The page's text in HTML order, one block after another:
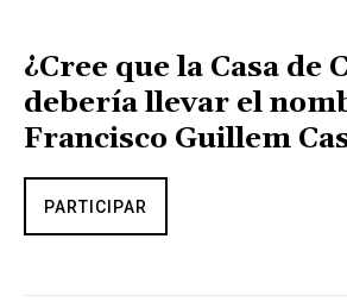
¿Cree que la Casa de
debería llevar el
Francisco Guillem
PARTICIPAR